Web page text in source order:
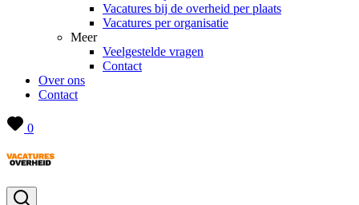
Vacatures bij de overheid per plaats
Vacatures per organisatie
Meer
Veelgestelde vragen
Contact
Over ons
Contact
0